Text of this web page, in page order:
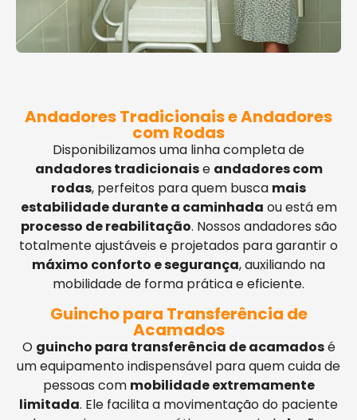
Andadores Tradicionais e Andadores
com Rodas
Disponibilizamos uma linha completa de
andadores tradicionaise andadores com
rodas, perfeitos para quem busca mais
estabilidade durante a caminhada ou está em
processo de reabilitação. Nossos andadores são
totalmente ajustáveis e projetados para garantir o
máximo conforto e segurança, auxiliando na
mobilidade de forma prática e eficiente.
Guincho para Transferência de
Acamados
O guincho para transferência de acamadosé
um equipamento indispensável para quem cuida de
pessoas com mobilidade extremamente
limitada. Ele facilita a movimentação do paciente